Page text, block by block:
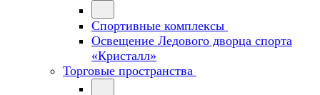
Спортивные комплексы
Освещение Ледового дворца спорта
«Кристалл»
Торговые пространства